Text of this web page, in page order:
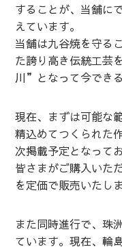
することが、当舗に
えています。
当舗は九谷焼を守る
た誇り高き伝統工芸
川”となって今でき
現在、まずは可能な
精込めてつくられた
次掲載予定となって
皆さまがご購入いた
を定価で販売いたしま
また同時進行で、珠
ています。現在、輪